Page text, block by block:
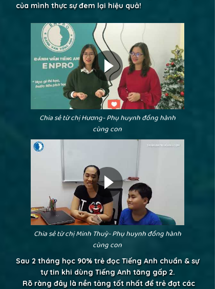
Chia sẻ từ chị Hương- Phụ huynh đồng hành
cùng con
Chia sẻ từ chị Minh Thuỳ- Phụ huynh đồng hành
cùng con
Sau 2 tháng học 90% trẻ đọc Tiếng Anh chuẩn & sự
tự tin khi dùng Tiếng Anh tăng gấp 2.
Rõ ràng đây là nền tảng tốt nhất để trẻ đạt các
của mình thực sự đem lại hiệu quả!